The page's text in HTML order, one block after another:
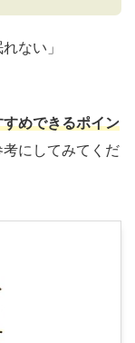
ない」
すめできるポイン
にしてみてくだ